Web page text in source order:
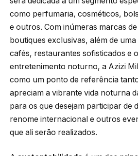
como perfumaria, cosméticos,
e outros. Com inúmeras marcas
boutiques exclusivas, além de uma
cafés, restaurantes sofisticados e
entretenimento noturno, a Azizi
como um ponto de referência
apreciam a vibrante vida noturna
para os que desejam participar de
renome internacional e outros
que ali serão realizados.